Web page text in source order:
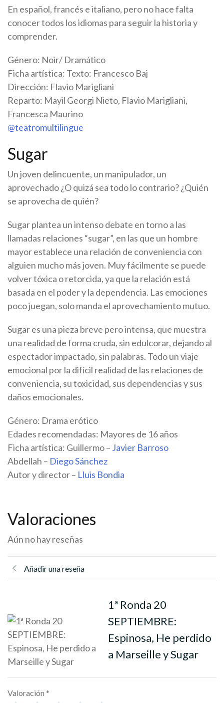
En español, francés e italiano, pero no hace falta
conocer todos los idiomas para seguir la historia y
comprender.
Género: Noir/ Dramático
Ficha artística: Texto: Francesco Baj
Dirección: Flavio Marigliani
Reparto: Mayil Georgi Nieto, Flavio Marigliani,
Francesca Maurino
@teatromultilingue
Sugar
Un joven delincuente, un manipulador, un
aprovechado ¿O quizá sea todo lo contrario? ¿Quién
se aprovecha de quién?
Sugar plantea un intenso debate en torno a las
llamadas relaciones “sugar”, en las que un hombre
mayor establece una relación de conveniencia con
alguien mucho más joven. Muy fácilmente se puede
volver tóxica o retorcida, ya que la relación está
basada en el poder y la dependencia. Las emociones
poco juegan, solo manda el aprovechamiento mutuo.
Sugar es una pieza breve pero intensa, que muestra
una realidad de forma cruda, sin edulcorar, dejando al
espectador impactado, sin palabras. Todo un viaje
emocional por la difícil realidad de las relaciones de
conveniencia, su toxicidad, sus dependencias y sus
daños emocionales.
Género: Drama erótico
Edades recomendadas: Mayores de 16 años
Ficha artística: Guillermo – Javier Barroso
Abdellah – Diego Sánchez
Autor y director – Lluis Bondia
Valoraciones
Aún no hay reseñas
Añadir una reseña
1ª Ronda 20
SEPTIEMBRE:
Espinosa, He perdido
a Marseille y Sugar
Valoración *